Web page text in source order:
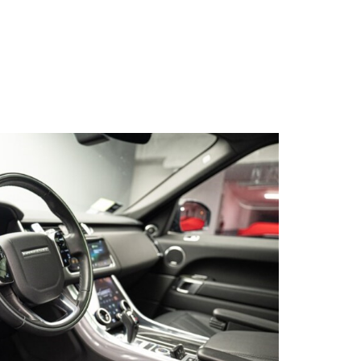
eget
eget
eget